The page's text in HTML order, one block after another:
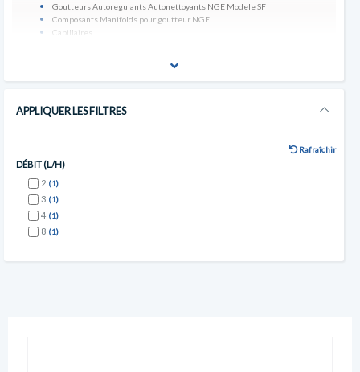
Goutteurs Autoregulants Autonettoyants NGE Modele SF
Composants Manifolds pour goutteur NGE
Capillaires
APPLIQUER LES FILTRES
Rafraîchir
DÉBIT (L/H)
2 (1)
3 (1)
4 (1)
8 (1)